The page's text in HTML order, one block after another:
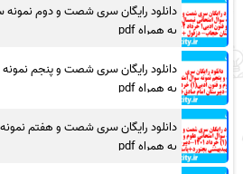
دانلود رایگان سری شصت و دوم
به همراه pdf
دانلود رایگان سری شصت و پنجم
به همراه pdf
دانلود رایگان سری شصت و هفتم
به همراه pdf